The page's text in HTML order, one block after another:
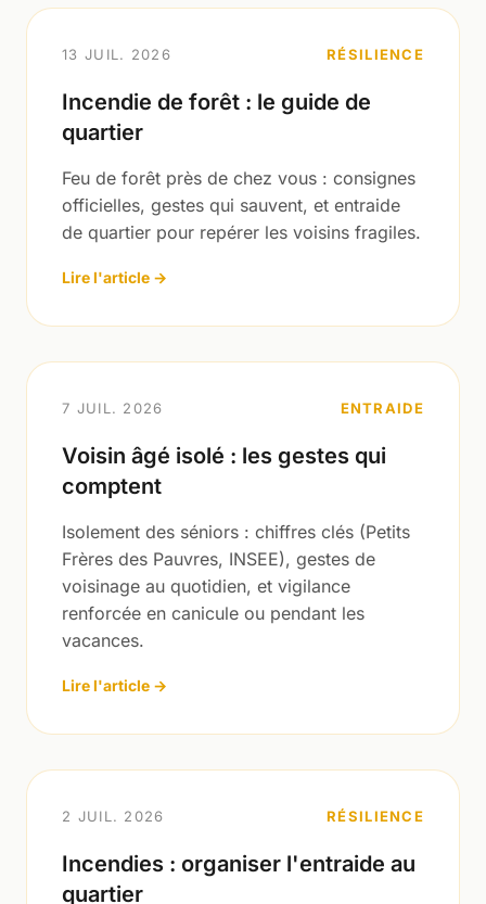
13 JUIL. 2026 RÉSILIENCE
Incendie de forêt : le guide de
quartier
Feu de forêt près de chez vous : consignes
officielles, gestes qui sauvent, et entraide
de quartier pour repérer les voisins fragiles.
Lire l'article →
7 JUIL. 2026 ENTRAIDE
Voisin âgé isolé : les gestes qui
comptent
Isolement des séniors : chiffres clés (Petits
Frères des Pauvres, INSEE), gestes de
voisinage au quotidien, et vigilance
renforcée en canicule ou pendant les
vacances.
Lire l'article →
2 JUIL. 2026 RÉSILIENCE
Incendies : organiser l'entraide au
quartier